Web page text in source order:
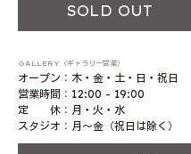
SOLD OUT
GALLERY（ギャラリー営業）
オープン：木・金・土・日・祝日
営業時間：12:00 - 19:00
定 休：月・火・水
スタジオ：月〜金（祝日は除く）